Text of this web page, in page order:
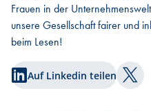
Frauen in der
unsere Gesellschaft fairer und
beim Lesen!
Auf Linkedin teilen Auf